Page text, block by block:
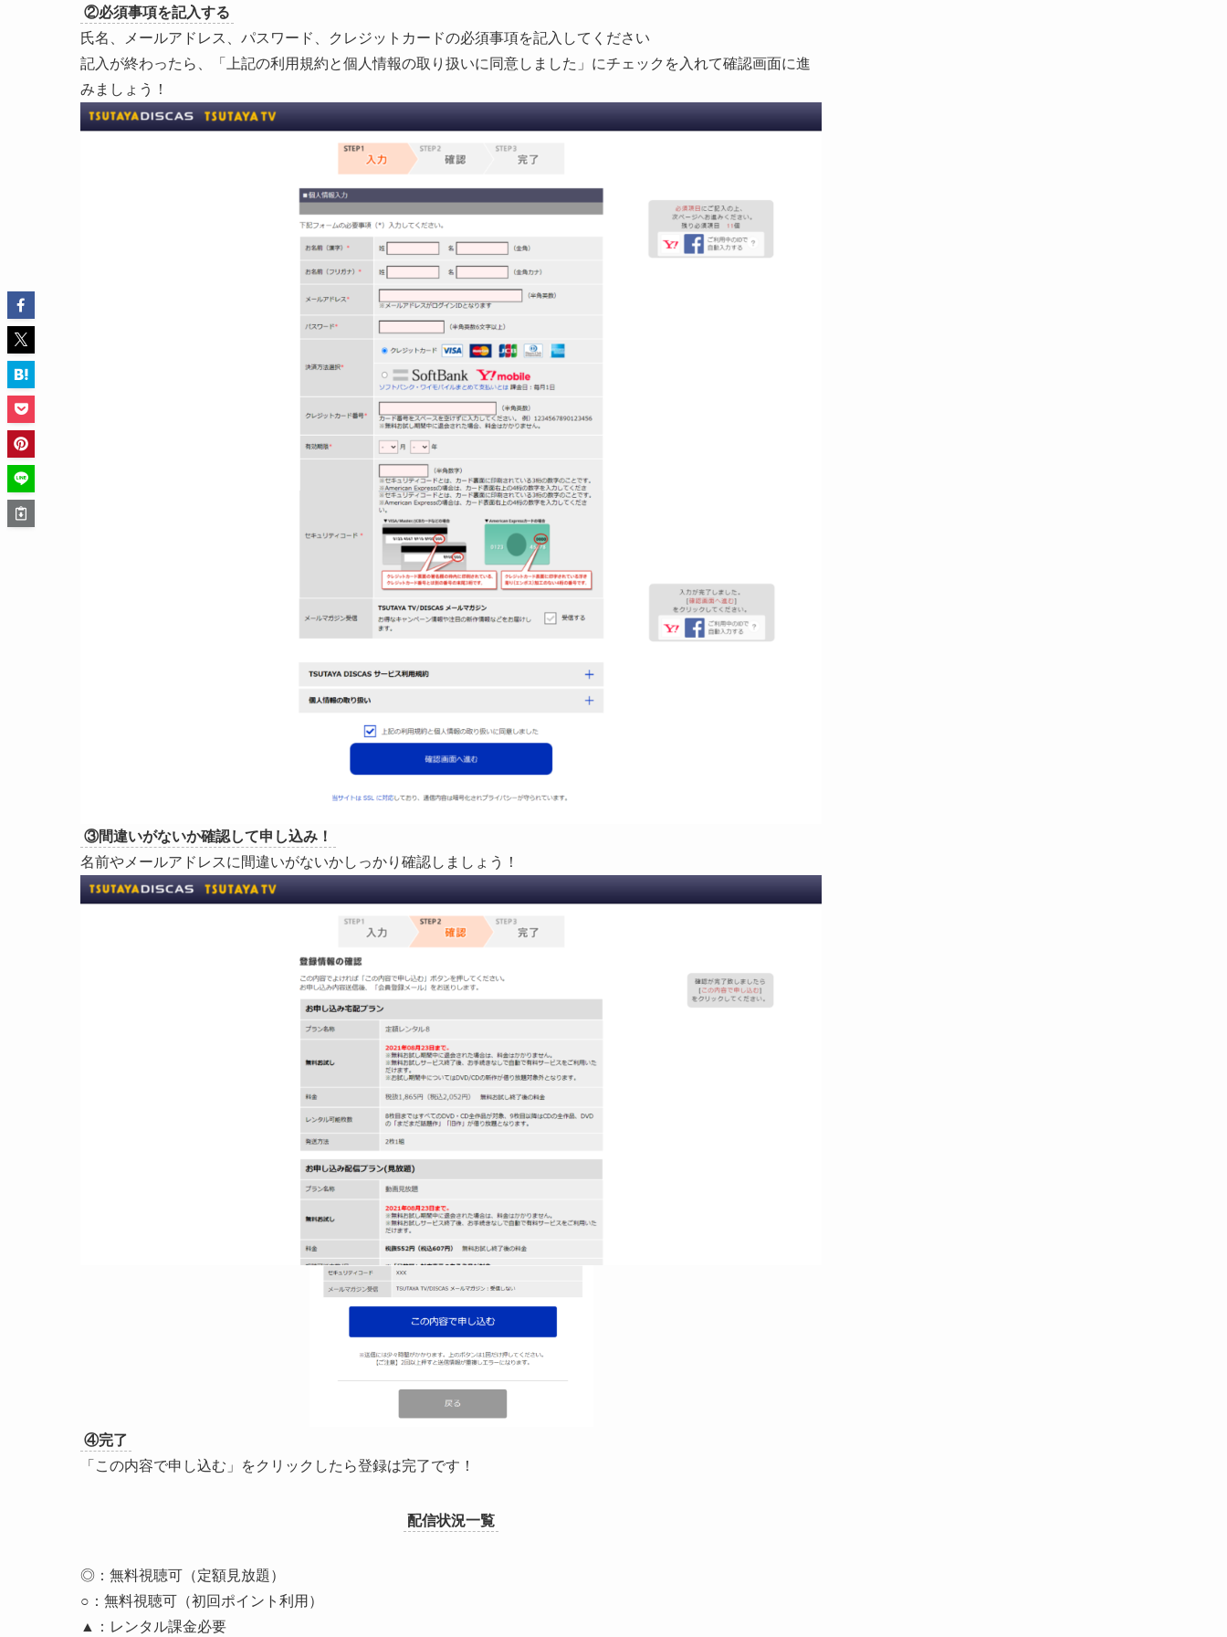
②必須事項を記入する
氏名、メールアドレス、パスワード、クレジットカードの必須事項を記入してください
記入が終わったら、「上記の利用規約と個人情報の取り扱いに同意しました」にチェックを入れて確認画面に進
みましょう！
③間違いがないか確認して申し込み！
名前やメールアドレスに間違いがないかしっかり確認しましょう！
④完了
「この内容で申し込む」をクリックしたら登録は完了です！
配信状況一覧
◎：無料視聴可（定額見放題）
○：無料視聴可（初回ポイント利用）
▲：レンタル課金必要